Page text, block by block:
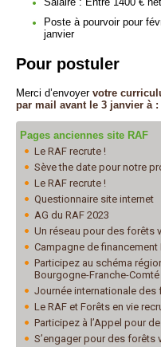
Poste à pourvoir pour
janvier
Pour postuler
Merci d’envoyer votre
par mail avant le 3 janvier à :
Pages anciennes site RAF
Le RAF recrute !
Sève the date pour notre
Le RAF recrute !
Questionnaire site internet
AG du RAF 2023
Un réseau pour des forêts
Campagne de financement
Participez au schéma
Bourgogne-Franche-Comté
Journée internationale des
Le RAF et Forêts en vie
Participez à l’Appel pour
S’engager pour des forêts